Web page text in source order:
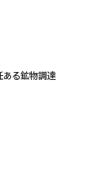
ある鉱物調達